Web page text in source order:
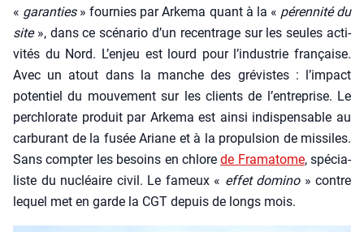
« garan­ties» four­nies par Arke­ma quant à la « péren­ni­té du
site», dans ce scé­na­rio d’un recen­trage sur les seules acti­
vi­tés du Nord. L’en­jeu est lourd pour l’in­dus­trie fran­çaise.
Avec un atout dans la manche des gré­vistes : l’im­pact
poten­tiel du mou­ve­ment sur les clients de l’en­tre­prise. Le
per­chlo­rate pro­duit par Arke­ma est ain­si indis­pen­sable au
car­bu­rant de la fusée Ariane et à la pro­pul­sion de mis­siles.
Sans comp­ter les besoins en chlorede Fra­ma­tome, spé­cia­
liste du nucléaire civil. Le fameux « effet domi­no» contre
lequel met en garde la CGT depuis de longs mois.